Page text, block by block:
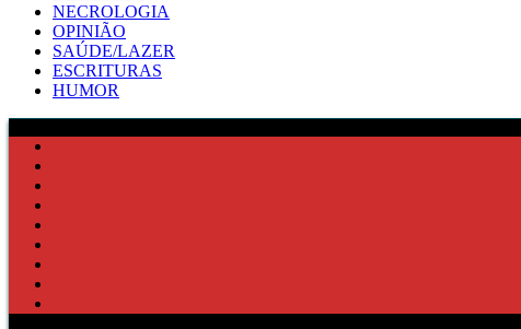
NECROLOGIA
OPINIÃO
SAÚDE/LAZER
ESCRITURAS
HUMOR